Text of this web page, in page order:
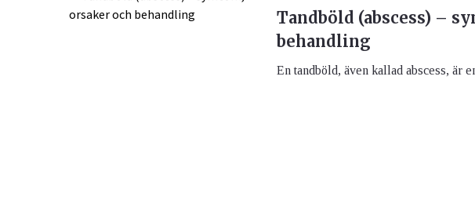
Tandböld (abscess) –
behandling
En tandböld, även kallad abscess, är